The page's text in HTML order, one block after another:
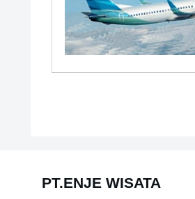
PT.ENJE WISATA